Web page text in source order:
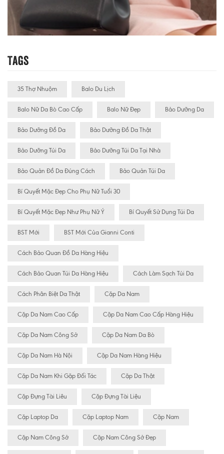
Tags
35 Thợ Nhuộm Balo Du Lịch
Balo Nữ Da Bò Cao Cấp Balo Nữ Đẹp Bảo Dưỡng Da
Bảo Dưỡng Đồ Da Bảo Dưỡng Đồ Da Thật
Bảo Dưỡng Túi Da Bảo Dưỡng Túi Da Tại Nhà
Bảo Quản Đồ Da Đúng Cách Bảo Quản Túi Da
Bí Quyết Mặc Đẹp Cho Phụ Nữ Tuổi 30
Bí Quyết Mặc Đẹp Như Phụ Nữ Ý Bí Quyết Sử Dụng Túi Da
BST Mới BST Mới Của Gianni Conti
Cách Bảo Quan Đồ Da Hàng Hiệu
Cách Bảo Quan Túi Da Hàng Hiệu Cách Làm Sạch Túi Da
Cách Phân Biệt Da Thật Cặp Da Nam
Cặp Da Nam Cao Cấp Cặp Da Nam Cao Cấp Hàng Hiệu
Cặp Da Nam Công Sở Cặp Da Nam Da Bò
Cặp Da Nam Hà Nội Cặp Da Nam Hàng Hiệu
Cặp Da Nam Khi Gặp Đối Tác Cặp Da Thật
Cặp Đựng Tài Liêu Cặp Đựng Tài Liệu
Cặp Laptop Da Cặp Laptop Nam Cặp Nam
Cặp Nam Công Sở Cặp Nam Công Sở Đẹp